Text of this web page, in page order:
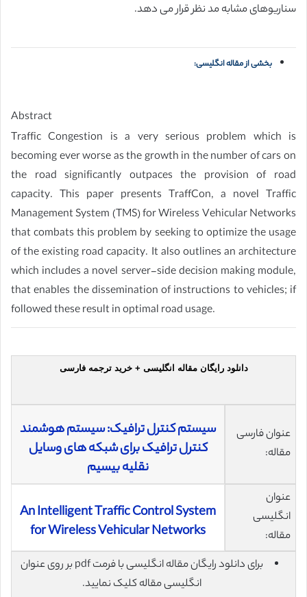
سناریوهای مشابه مد نظر قرار می دهد.
بخشی از مقاله انگلیسی:
Abstract
Traffic Congestion is a very serious problem which is
becoming ever worse as the growth in the number of cars on
the road significantly outpaces the provision of road
capacity. This paper presents TraffCon, a novel Traffic
Management System (TMS) for Wireless Vehicular Networks
that combats this problem by seeking to optimize the usage
of the existing road capacity. It also outlines an architecture
which includes a novel server-side decision making module,
that enables the dissemination of instructions to vehicles; if
followed these result in optimal road usage.
دانلود رایگان مقاله انگلیسی + خرید ترجمه فارسی
عنوان فارسی
مقاله:
سیستم کنترل ترافیک: سیستم هوشمند
کنترل ترافیک برای شبکه های وسایل
نقلیه بیسیم
عنوان
انگلیسی
مقاله:
An Intelligent Traffic Control System
for Wireless Vehicular Networks
برای دانلود رایگان مقاله انگلیسی با فرمت pdf بر روی عنوان
انگلیسی مقاله کلیک نمایید.